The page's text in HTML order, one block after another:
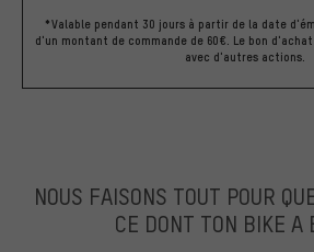
*Valable pendant 30 jours à partir de la date
d'un montant de commande de 60€. Le bon
avec d'autres actions.
NOUS FAISONS TOUT POUR
CE DONT TON BIKE A